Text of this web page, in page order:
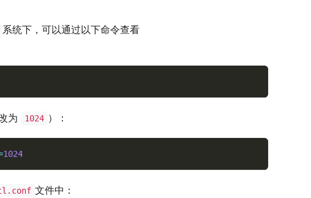
系统下，可以通过以下命令查看
为 1024 ）：
1024
文件中：